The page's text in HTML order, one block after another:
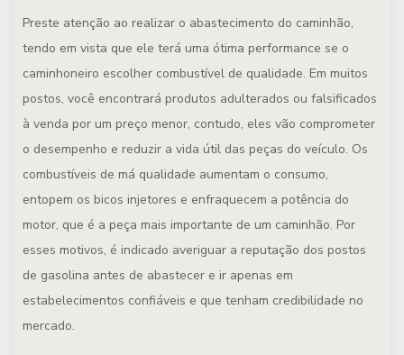
Preste atenção ao realizar o abastecimento do caminhão,
tendo em vista que ele terá uma ótima performance se o
caminhoneiro escolher combustível de qualidade. Em muitos
postos, você encontrará produtos adulterados ou falsificados
à venda por um preço menor, contudo, eles vão comprometer
o desempenho e reduzir a vida útil das peças do veículo. Os
combustíveis de má qualidade aumentam o consumo,
entopem os bicos injetores e enfraquecem a potência do
motor, que é a peça mais importante de um caminhão. Por
esses motivos, é indicado averiguar a reputação dos postos
de gasolina antes de abastecer e ir apenas em
estabelecimentos confiáveis e que tenham credibilidade no
mercado.